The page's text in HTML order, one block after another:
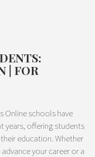
| FOR
Online schools have
years, offering students
education. Whether
your career or a